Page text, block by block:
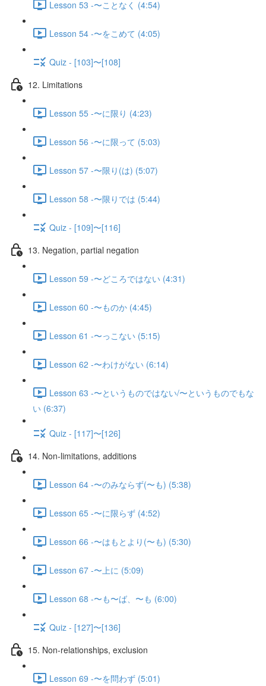
Lesson 53 -〜ことなく (4:54)
Lesson 54 -〜をこめて (4:05)
Quiz - [103]〜[108]
12. Limitations
Lesson 55 -〜に限り (4:23)
Lesson 56 -〜に限って (5:03)
Lesson 57 -〜限り(は) (5:07)
Lesson 58 -〜限りでは (5:44)
Quiz - [109]〜[116]
13. Negation, partial negation
Lesson 59 -〜どころではない (4:31)
Lesson 60 -〜ものか (4:45)
Lesson 61 -〜っこない (5:15)
Lesson 62 -〜わけがない (6:14)
Lesson 63 -〜というものではない/〜というものでもな
い (6:37)
Quiz - [117]〜[126]
14. Non-limitations, additions
Lesson 64 -〜のみならず(〜も) (5:38)
Lesson 65 -〜に限らず (4:52)
Lesson 66 -〜はもとより(〜も) (5:30)
Lesson 67 -〜上に (5:09)
Lesson 68 -〜も〜ば、〜も (6:00)
Quiz - [127]〜[136]
15. Non-relationships, exclusion
Lesson 69 -〜を問わず (5:01)